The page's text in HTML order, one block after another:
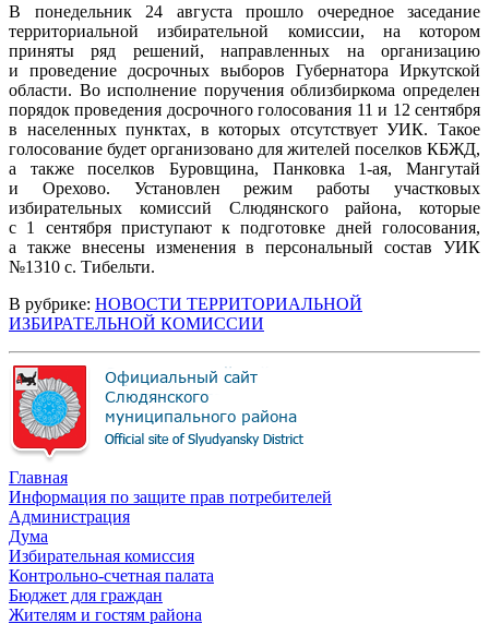
В понедельник 24 августа прошло очередное заседание
территориальной избирательной комиссии, на котором
приняты ряд решений, направленных на организацию
и проведение досрочных выборов Губернатора Иркутской
области. Во исполнение поручения облизбиркома определен
порядок проведения досрочного голосования 11 и 12 сентября
в населенных пунктах, в которых отсутствует УИК. Такое
голосование будет организовано для жителей поселков КБЖД,
а также поселков Буровщина, Панковка 1-ая, Мангутай
и Орехово. Установлен режим работы участковых
избирательных комиссий Слюдянского района, которые
с 1 сентября приступают к подготовке дней голосования,
а также внесены изменения в персональный состав УИК
№1310 с. Тибельти.
В рубрике: НОВОСТИ ТЕРРИТОРИАЛЬНОЙ
ИЗБИРАТЕЛЬНОЙ КОМИССИИ
Главная
Информация по защите прав потребителей
Администрация
Дума
Избирательная комиссия
Контрольно-счетная палата
Бюджет для граждан
Жителям и гостям района